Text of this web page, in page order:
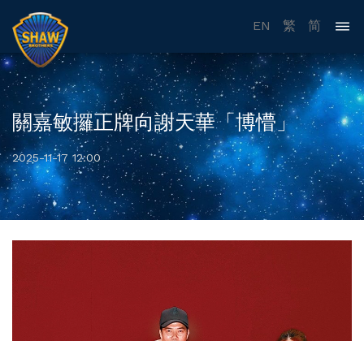
EN 繁 简
關嘉敏攞正牌向謝天華「博懵」
2025-11-17 12:00